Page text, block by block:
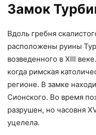
Замок
Вдоль гребня
расположены руины
возведенного в XIII
когда римская
регионе. В замке
Сионского. Во время
разрушен, но часовня
уцелела.